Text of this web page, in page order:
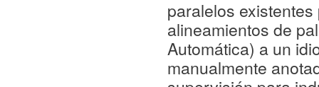
paralelos
alineamientos de
Automática) a un
manualmente